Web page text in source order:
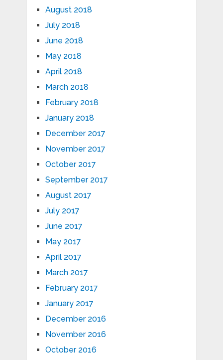
August 2018
July 2018
June 2018
May 2018
April 2018
March 2018
February 2018
January 2018
December 2017
November 2017
October 2017
September 2017
August 2017
July 2017
June 2017
May 2017
April 2017
March 2017
February 2017
January 2017
December 2016
November 2016
October 2016